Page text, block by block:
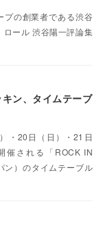
の創業者である渋谷
ロール 渋谷陽一評論集
ン、タイムテーブ
・20日（日）・21日
催される「ROCK IN
ン）のタイムテーブル